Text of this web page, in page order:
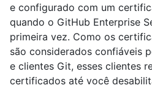
e configurado com um
quando o GitHub Enterprise
primeira vez. Como os
são considerados confiáveis
e clientes Git, esses clientes
certificados até você